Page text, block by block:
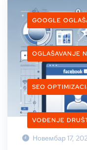
GOOGLE
OGLAŠAVANJE
SEO
VOĐENJE
Новембар 17,